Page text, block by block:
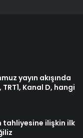
yayın akışında
Kanal D, hangi
tahliyesine ilişkin ilk